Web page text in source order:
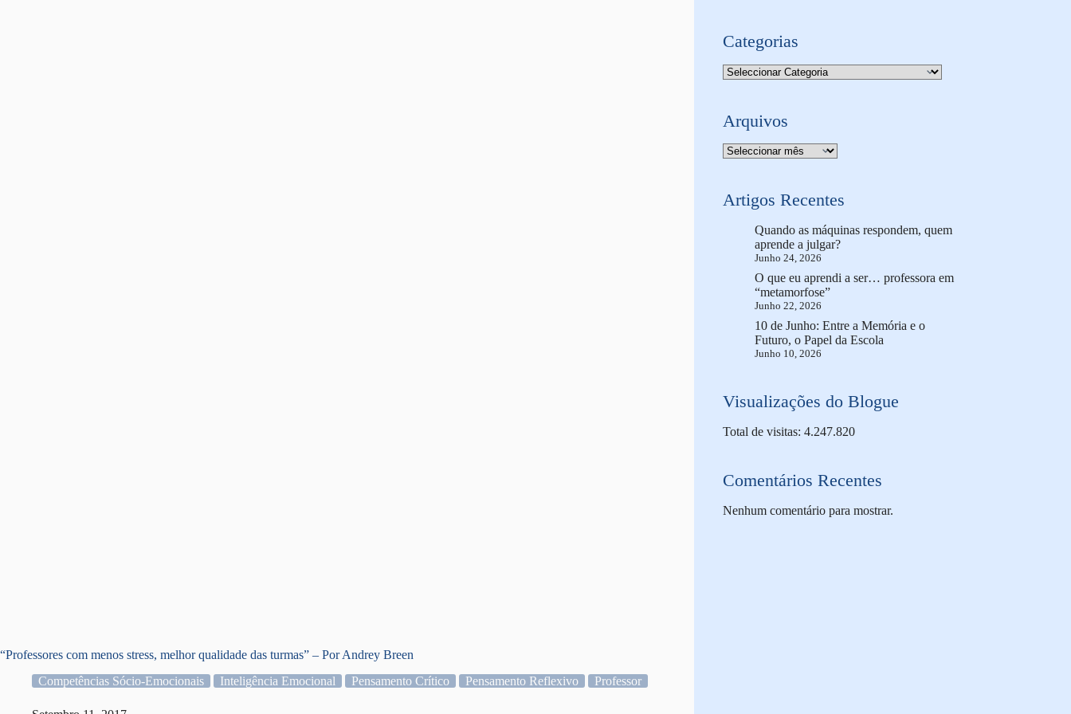
“Professores com menos stress, melhor qualidade das turmas” – Por Andrey Breen
Competências Sócio-Emocionais
Inteligência Emocional Pensamento Crítico Pensamento Reflexivo Professor
Categorias
Categorias
Arquivos
Arquivo
Artigos Recentes
Quando as máquinas respondem, quem
aprende a julgar?
Junho 24, 2026
O que eu aprendi a ser… professora em
“metamorfose”
Junho 22, 2026
10 de Junho: Entre a Memória e o
Futuro, o Papel da Escola
Junho 10, 2026
Visualizações do Blogue
Total de visitas: 4.247.820
Comentários Recentes
Nenhum comentário para mostrar.